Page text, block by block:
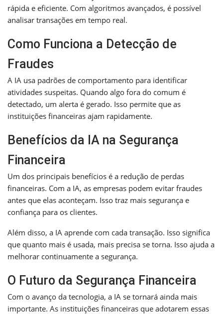
rápida e eficiente. Com algoritmos avançados, é possível
analisar transações em tempo real.
Como Funciona a Detecção de
Fraudes
A IA usa padrões de comportamento para identificar
atividades suspeitas. Quando algo fora do comum é
detectado, um alerta é gerado. Isso permite que as
instituições financeiras ajam rapidamente.
Benefícios da IA na Segurança
Financeira
Um dos principais benefícios é a redução de perdas
financeiras. Com a IA, as empresas podem evitar fraudes
antes que elas aconteçam. Isso traz mais segurança e
confiança para os clientes.
Além disso, a IA aprende com cada transação. Isso significa
que quanto mais é usada, mais precisa se torna. Isso ajuda a
melhorar continuamente a segurança.
O Futuro da Segurança Financeira
Com o avanço da tecnologia, a IA se tornará ainda mais
importante. As instituições financeiras que adotarem essas